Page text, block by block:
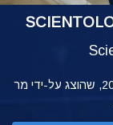
ההשקה של ערוץ ה-Scientology ב-12 במרץ 2018, שהוצג על-ידי מר